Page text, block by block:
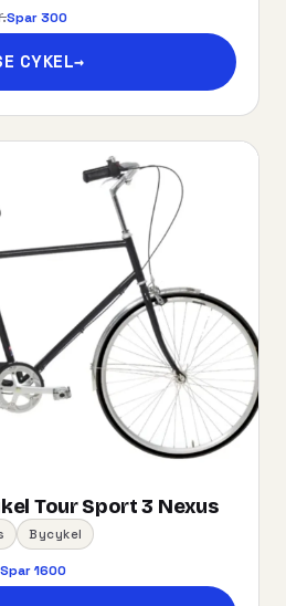
Spar 300
CYKEL→
Tour Sport 3 Nexus
Bycykel
Spar 1600